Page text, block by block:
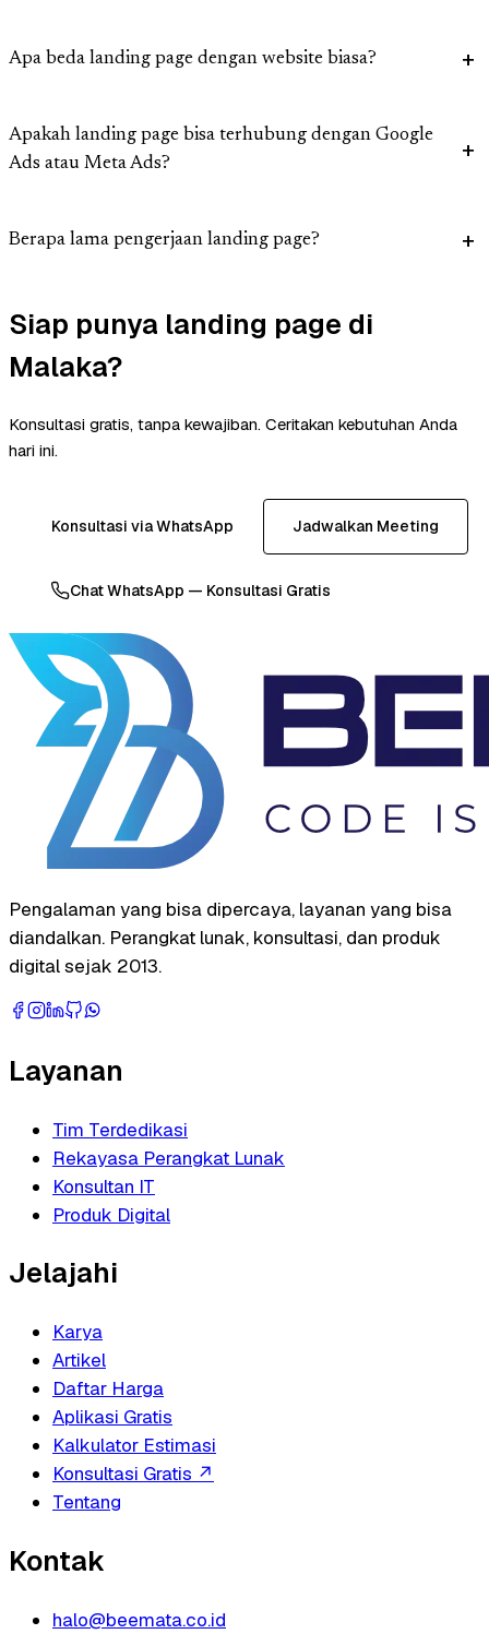
Apa beda landing page dengan website biasa?
Apakah landing page bisa terhubung dengan Google
Ads atau Meta Ads?
Berapa lama pengerjaan landing page?
Siap punya landing page di
Malaka?
Konsultasi gratis, tanpa kewajiban. Ceritakan kebutuhan Anda
hari ini.
Konsultasi via WhatsApp Jadwalkan Meeting
Chat WhatsApp — Konsultasi Gratis
Pengalaman yang bisa dipercaya, layanan yang bisa
diandalkan. Perangkat lunak, konsultasi, dan produk
digital sejak 2013.
Layanan
Tim Terdedikasi
Rekayasa Perangkat Lunak
Konsultan IT
Produk Digital
Jelajahi
Karya
Artikel
Daftar Harga
Aplikasi Gratis
Kalkulator Estimasi
Konsultasi Gratis ↗
Tentang
Kontak
halo@beemata.co.id